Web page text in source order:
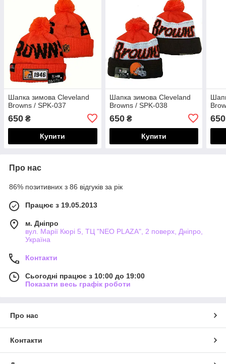
Шапка зимова Cleveland
Browns / SPK-037
650 ₴
Купити
Шапка зимова Cleveland
Browns / SPK-038
650₴
Купити
650
Про нас
86% позитивних з 86 відгуків за рік
Працює з 19.05.2013
м. Дніпро
вул. Марії Кюрі 5, ТЦ "NEO PLAZA", 2 поверх, Дніпро,
Україна
Контакти
Сьогодні працює з 10:00 до 19:00
Показати весь графік роботи
Про нас
Контакти